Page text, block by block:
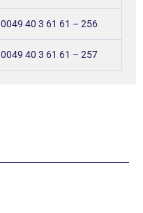
0049 40 3 61 61 – 256
0049 40 3 61 61 – 257